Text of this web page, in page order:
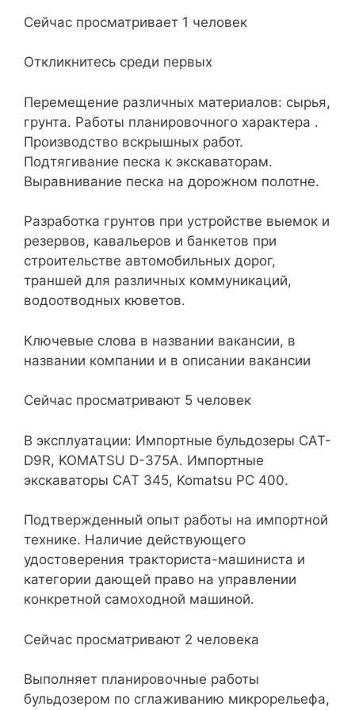
Сейчас просматривает 1 человек
Откликнитесь среди первых
Перемещение различных материалов: сырья,
грунта. Работы планировочного характера .
Производство вскрышных работ.
Подтягивание песка к экскаваторам.
Выравнивание песка на дорожном полотне.
Разработка грунтов при устройстве выемок и
резервов, кавальеров и банкетов при
строительстве автомобильных дорог,
траншей для различных коммуникаций,
водоотводных кюветов.
Ключевые слова в названии вакансии, в
названии компании и в описании вакансии
Сейчас просматривают 5 человек
В эксплуатации: Импортные бульдозеры CAT-
D9R, KOMATSU D-375A. Импортные
экскаваторы CAT 345, Komatsu PC 400.
Подтвержденный опыт работы на импортной
технике. Наличие действующего
удостоверения тракториста-машиниста и
категории дающей право на управлении
конкретной самоходной машиной.
Сейчас просматривают 2 человека
Выполняет планировочные работы
бульдозером по сглаживанию микрорельефа,